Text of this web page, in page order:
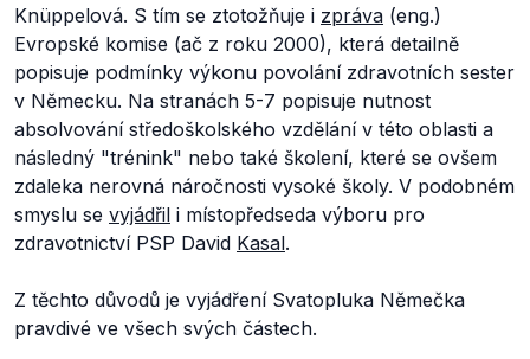
Knüppelová. S tím se ztotožňuje i zpráva (eng.)
Evropské komise (ač z roku 2000), která detailně
popisuje podmínky výkonu povolání zdravotních sester
v Německu. Na stranách 5-7 popisuje nutnost
absolvování středoškolského vzdělání v této oblasti a
následný "trénink" nebo také školení, které se ovšem
zdaleka nerovná náročnosti vysoké školy. V podobném
smyslu se vyjádřil i místopředseda výboru pro
zdravotnictví PSP David Kasal.
Z těchto důvodů je vyjádření Svatopluka Němečka
pravdivé ve všech svých částech.